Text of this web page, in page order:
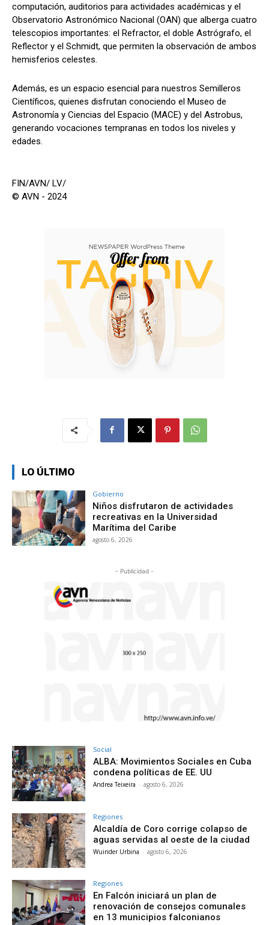
computación, auditorios para actividades académicas y el
Observatorio Astronómico Nacional (OAN) que alberga cuatro
telescopios importantes: el Refractor, el doble Astrógrafo, el
Reflector y el Schmidt, que permiten la observación de ambos
hemisferios celestes.
Además, es un espacio esencial para nuestros Semilleros
Científicos, quienes disfrutan conociendo el Museo de
Astronomía y Ciencias del Espacio (MACE) y del Astrobus,
generando vocaciones tempranas en todos los niveles y
edades.
FIN/AVN/ LV/
© AVN - 2024
LO ÚLTIMO
Gobierno
Niños disfrutaron de actividades
recreativas en la Universidad
Marítima del Caribe
agosto 6, 2026
- Publicidad -
Social
ALBA: Movimientos Sociales en Cuba
condena políticas de EE. UU
Andrea Teixeira - agosto 6, 2026
Regiones
Alcaldía de Coro corrige colapso de
aguas servidas al oeste de la ciudad
Wuinder Urbina - agosto 6, 2026
Regiones
En Falcón iniciará un plan de
renovación de consejos comunales
en 13 municipios falconianos